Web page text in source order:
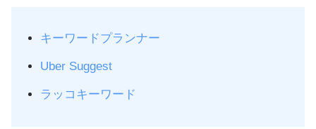
キーワードプランナー
Uber Suggest
ラッコキーワード